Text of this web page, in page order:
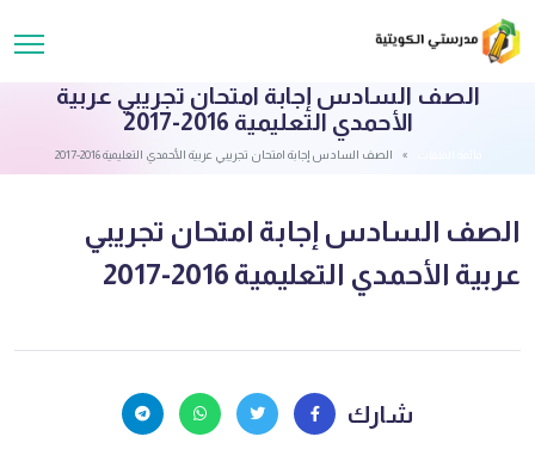
الصف السادس إجابة امتحان تجريبي عربية
الأحمدي التعليمية 2016-2017
الصف السادس إجابة امتحان تجريبي عربية الأحمدي التعليمية 2016-2017
الصف السادس إجابة امتحان تجريبي
عربية الأحمدي التعليمية 2016-2017
شارك